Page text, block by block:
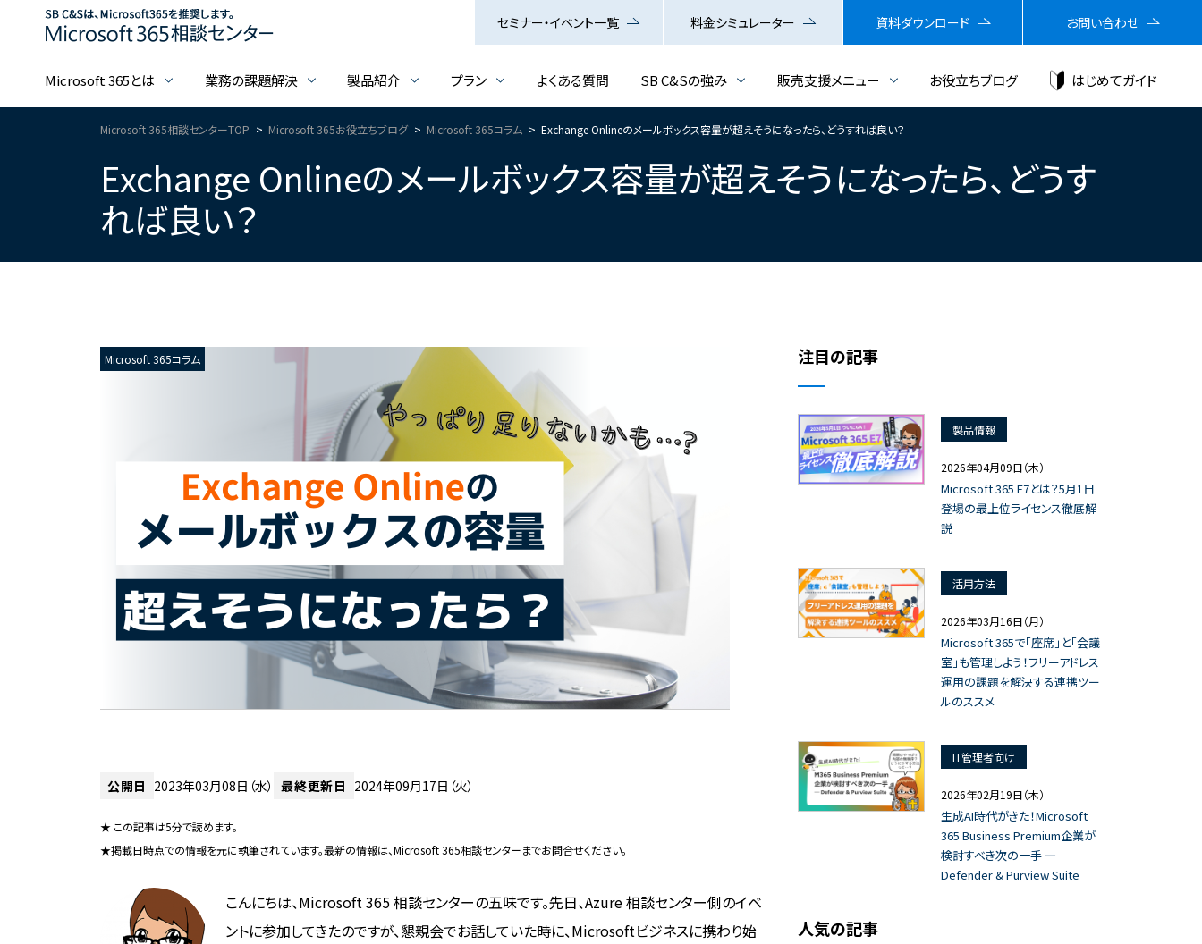
セミナー・イベント一覧 料金シミュレーター 資料ダウンロード お問い合わせ
Microsoft 365とは 業務の課題解決 製品紹介 プラン よくある質問 SB C&Sの強み 販売支援メニュー お役立ちブログ はじめてガイド
Microsoft 365相談センターTOP Microsoft 365お役立ちブログ Microsoft 365コラム Exchange Onlineのメールボックス容量が超えそうになったら、どうすれば良い？
Exchange Onlineのメールボックス容量が超えそうになったら、どうす
れば良い？
Microsoft 365コラム
公開日 2023年03月08日（水） 最終更新日 2024年09月17日（火）
★ この記事は5分で読めます。
★掲載日時点での情報を元に執筆されています。最新の情報は、Microsoft 365相談センターまでお問合せください。
こんにちは、Microsoft 365 相談センターの五味です。先日、Azure 相談センター側のイベ
ントに参加してきたのですが、懇親会でお話していた時に、Microsoftビジネスに携わり始
注目の記事
製品情報
2026年04月09日（木）
Microsoft 365 E7とは？5月1日
登場の最上位ライセンス徹底解
説
活用方法
2026年03月16日（月）
Microsoft 365で「座席」と「会議
室」も管理しよう！フリーアドレス
運用の課題を解決する連携ツー
ルのススメ
IT管理者向け
2026年02月19日（木）
生成AI時代がきた！Microsoft
365 Business Premium企業が
検討すべき次の一手 ―
Defender & Purview Suite
人気の記事